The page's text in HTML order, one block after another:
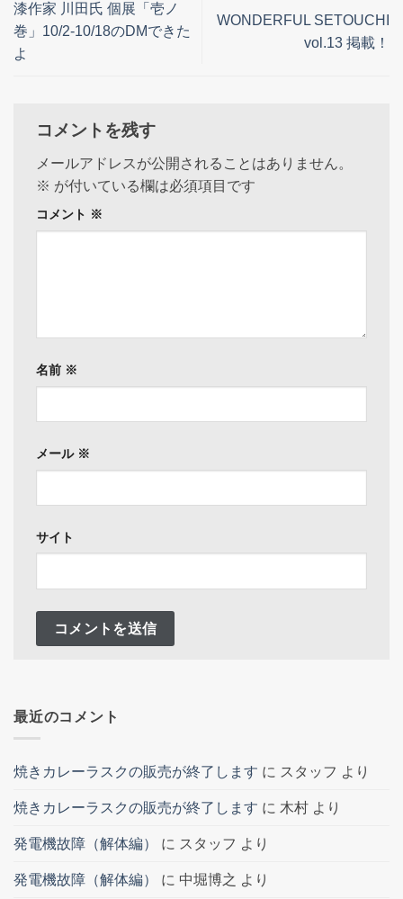
漆作家 川田氏 個展「壱ノ
巻」10/2-10/18のDMできた
よ
WONDERFUL SETOUCHI
vol.13 掲載！
コメントを残す
メールアドレスが公開されることはありません。
※ が付いている欄は必須項目です
コメント ※
名前 ※
メール ※
サイト
最近のコメント
焼きカレーラスクの販売が終了します に スタッフ より
焼きカレーラスクの販売が終了します に 木村 より
発電機故障（解体編） に スタッフ より
発電機故障（解体編） に 中堀博之 より